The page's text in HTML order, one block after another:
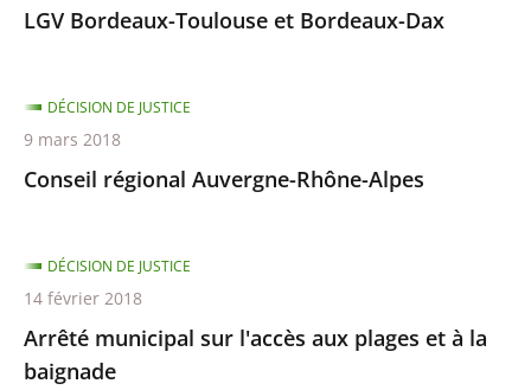
LGV Bordeaux-Toulouse et Bordeaux-Dax
Conseil régional Auvergne-Rhône-Alpes
DÉCISION DE JUSTICE
9 mars 2018
Arrêté municipal sur l'accès aux plages et à la
baignade
DÉCISION DE JUSTICE
14 février 2018